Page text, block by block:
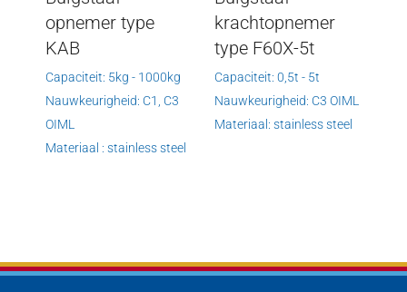
opnemer type
KAB
Capaciteit: 5kg - 1000kg
Nauwkeurigheid: C1, C3
OIML
Materiaal : stainless steel
krachtopnemer
type F60X-5t
Capaciteit: 0,5t - 5t
Nauwkeurigheid: C3 OIML
Materiaal: stainless steel